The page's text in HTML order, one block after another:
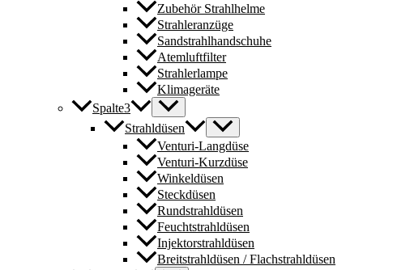
Zubehör Strahlhelme
Strahleranzüge
Sandstrahlhandschuhe
Atemluftfilter
Strahlerlampe
Klimageräte
Spalte3
Strahldüsen
Venturi-Langdüse
Venturi-Kurzdüse
Winkeldüsen
Steckdüsen
Rundstrahldüsen
Feuchtstrahldüsen
Injektorstrahldüsen
Breitstrahldüsen / Flachstrahldüsen